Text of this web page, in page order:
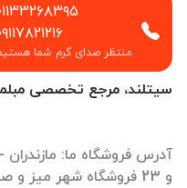
سیتلند، مرجع تخصصی
و 23 فروشگاه شهر میز و صندلی
منتظر صدای گرم شما